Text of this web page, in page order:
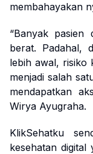
membahayakan
“Banyak pasien
berat. Padahal,
lebih awal, risiko
menjadi salah
mendapatkan
Wirya Ayugraha.
KlikSehatku
kesehatan